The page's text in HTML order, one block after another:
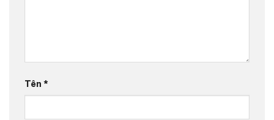
Tên *